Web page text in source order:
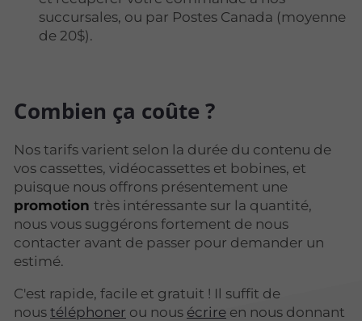
succursales, ou par Postes Canada (moyenne
de 20$).
Combien ça coûte ?
Nos tarifs varient selon la durée du contenu de
vos cassettes, vidéocassettes et bobines, et
puisque nous offrons présentement une
promotion très intéressante sur la quantité,
nous vous suggérons fortement de nous
contacter avant de passer pour demander un
estimé.
C'est rapide, facile et gratuit ! Il suffit de
nous téléphoner ou nous écrire en nous donnant